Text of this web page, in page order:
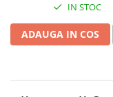
Bucati
IN STOC
ADAUGA IN COS